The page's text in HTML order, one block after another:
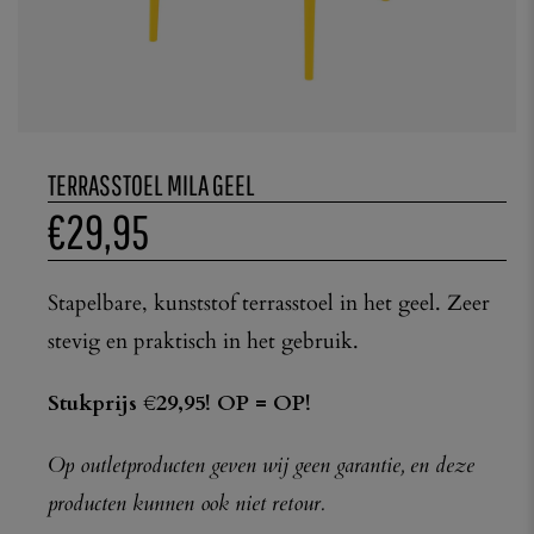
TERRASSTOEL MILA GEEL
€29,95
Stapelbare, kunststof terrasstoel in het geel. Zeer
stevig en praktisch in het gebruik.
Stukprijs €29,95! OP = OP!
Op outletproducten geven wij geen garantie, en deze
producten kunnen ook niet retour.